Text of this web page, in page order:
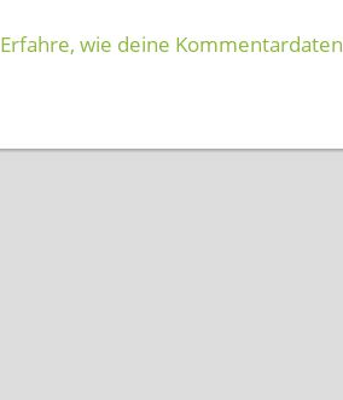
Erfahre, wie deine Kommentardaten